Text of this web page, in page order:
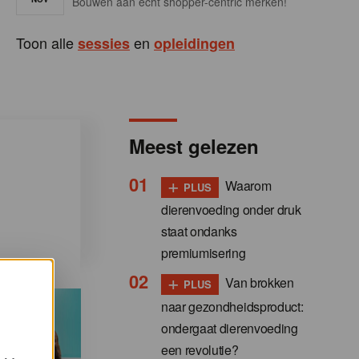
Toon allesessiesen opleidingen
Meest gelezen
+ PLUS
Waarom
dierenvoeding onder druk
staat ondanks
premiumisering
+ PLUS
Van brokken
naar gezondheidsproduct:
ondergaat dierenvoeding
een revolutie?